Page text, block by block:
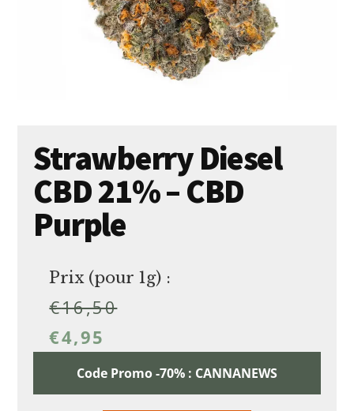
Strawberry Diesel
CBD 21% – CBD
Purple
Prix (pour 1g) :
€16,50
€4,95
Code Promo -70% : CANNANEWS